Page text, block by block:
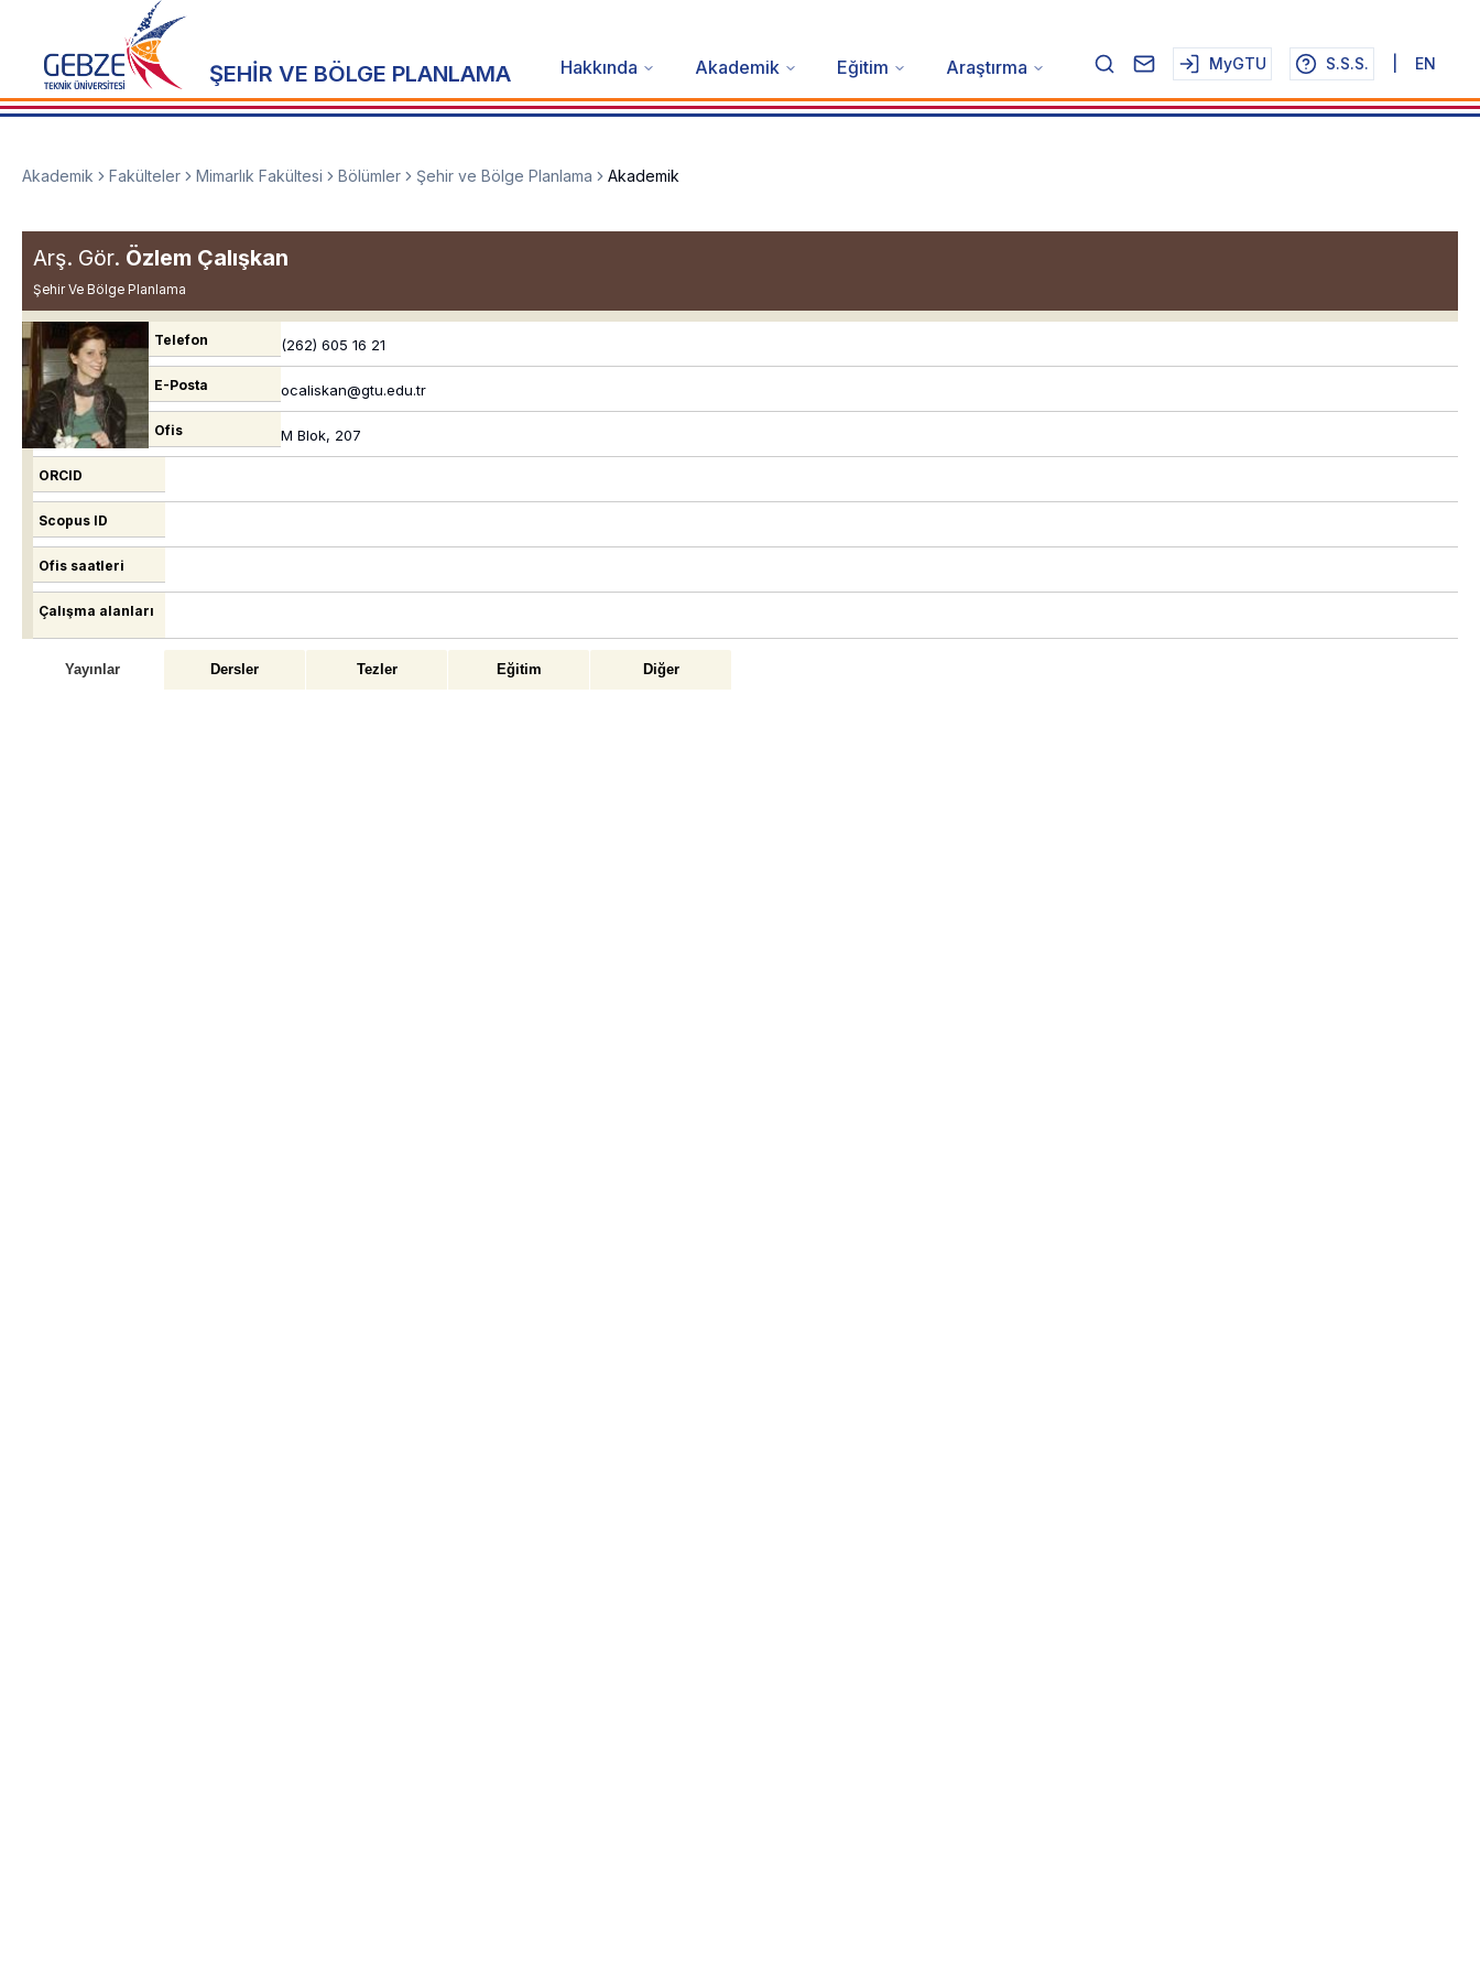
ŞEHİR VE BÖLGE PLANLAMA Hakkında Akademik Eğitim Araştırma MyGTU S.S.S. EN
Akademik Fakülteler Mimarlık Fakültesi Bölümler Şehir ve Bölge Planlama Akademik
Arş. Gör. Özlem Çalışkan
Şehir Ve Bölge Planlama
Telefon (262) 605 16 21
E-Posta ocaliskan@gtu.edu.tr
Ofis M Blok, 207
ORCID
Scopus ID
Ofis saatleri
Çalışma alanları
Yayınlar Dersler Tezler Eğitim Diğer